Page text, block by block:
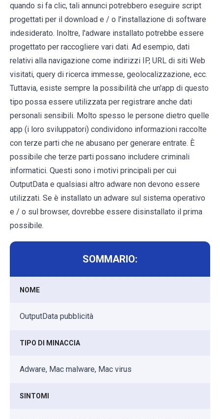
quando si fa clic, tali annunci potrebbero eseguire script
progettati per il download e / o l'installazione di software
indesiderato. Inoltre, l'adware installato potrebbe essere
progettato per raccogliere vari dati. Ad esempio, dati
relativi alla navigazione come indirizzi IP, URL di siti Web
visitati, query di ricerca immesse, geolocalizzazione, ecc.
Tuttavia, esiste sempre la possibilità che un'app di questo
tipo possa essere utilizzata per registrare anche dati
personali sensibili. Molto spesso le persone dietro quelle
app (i loro sviluppatori) condividono informazioni raccolte
con terze parti che ne abusano per generare entrate. È
possibile che terze parti possano includere criminali
informatici. Questi sono i motivi principali per cui
OutputData e qualsiasi altro adware non devono essere
utilizzati. Se è installato un adware sul sistema operativo
e / o sul browser, dovrebbe essere disinstallato il prima
possibile.
SOMMARIO:
NOME
OutputData pubblicità
TIPO DI MINACCIA
Adware, Mac malware, Mac virus
SINTOMI